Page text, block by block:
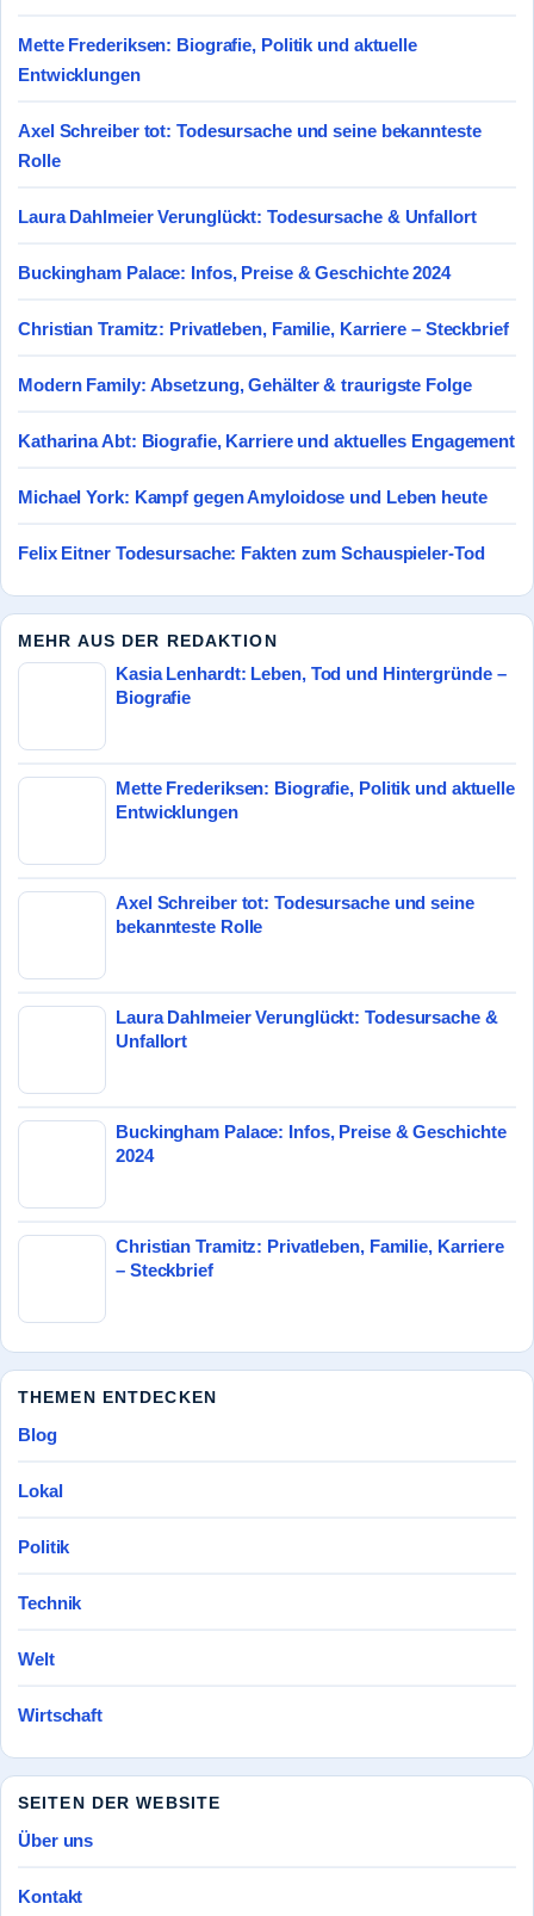
Mette Frederiksen: Biografie, Politik und aktuelle
Entwicklungen
Axel Schreiber tot: Todesursache und seine bekannteste
Rolle
Laura Dahlmeier Verunglückt: Todesursache & Unfallort
Buckingham Palace: Infos, Preise & Geschichte 2024
Christian Tramitz: Privatleben, Familie, Karriere – Steckbrief
Modern Family: Absetzung, Gehälter & traurigste Folge
Katharina Abt: Biografie, Karriere und aktuelles Engagement
Michael York: Kampf gegen Amyloidose und Leben heute
Felix Eitner Todesursache: Fakten zum Schauspieler-Tod
MEHR AUS DER REDAKTION
Kasia Lenhardt: Leben, Tod und Hintergründe –
Biografie
Mette Frederiksen: Biografie, Politik und aktuelle
Entwicklungen
Axel Schreiber tot: Todesursache und seine
bekannteste Rolle
Laura Dahlmeier Verunglückt: Todesursache &
Unfallort
Buckingham Palace: Infos, Preise & Geschichte
2024
Christian Tramitz: Privatleben, Familie, Karriere
– Steckbrief
THEMEN ENTDECKEN
Blog
Lokal
Politik
Technik
Welt
Wirtschaft
SEITEN DER WEBSITE
Über uns
Kontakt